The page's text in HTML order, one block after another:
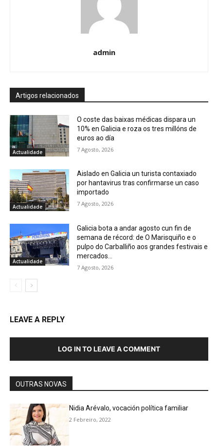
admin
Artigos relacionados
Actualidade
O coste das baixas médicas dispara un
10% en Galicia e roza os tres millóns de
euros ao día
7 Agosto, 2026
Actualidade
Aislado en Galicia un turista contaxiado
por hantavirus tras confirmarse un caso
importado
7 Agosto, 2026
Actualidade
Galicia bota a andar agosto cun fin de
semana de récord: de O Marisquiño e o
pulpo do Carballiño aos grandes festivais e
mercados...
7 Agosto, 2026
LEAVE A REPLY
LOG IN TO LEAVE A COMMENT
OUTRAS NOVAS
Nidia Arévalo, vocación política familiar
2 Febreiro, 2022